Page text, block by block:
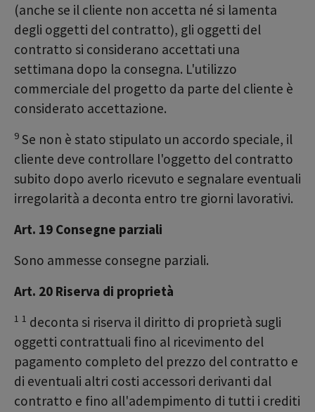
(anche se il cliente non accetta né si lamenta
degli oggetti del contratto), gli oggetti del
contratto si considerano accettati una
settimana dopo la consegna. L'utilizzo
commerciale del progetto da parte del cliente è
considerato accettazione.
9 Se non è stato stipulato un accordo speciale, il
cliente deve controllare l'oggetto del contratto
subito dopo averlo ricevuto e segnalare eventuali
irregolarità a deconta entro tre giorni lavorativi.
Art. 19 Consegne parziali
Sono ammesse consegne parziali.
Art. 20 Riserva di proprietà
1 1 deconta si riserva il diritto di proprietà sugli
oggetti contrattuali fino al ricevimento del
pagamento completo del prezzo del contratto e
di eventuali altri costi accessori derivanti dal
contratto e fino all'adempimento di tutti i crediti